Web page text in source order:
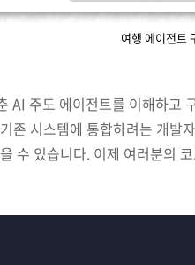
여행 에이전트
AI 주도 에이전트를 이해하고
존 시스템에 통합하려는 개발
수 있습니다. 이제 여러분의